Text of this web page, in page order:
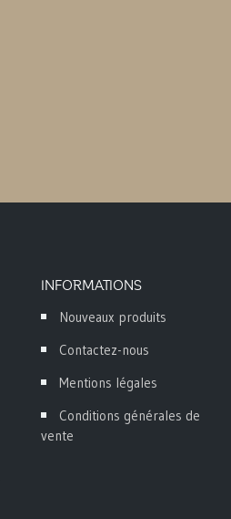
INFORMATIONS
Nouveaux produits
Contactez-nous
Mentions légales
Conditions générales de
vente